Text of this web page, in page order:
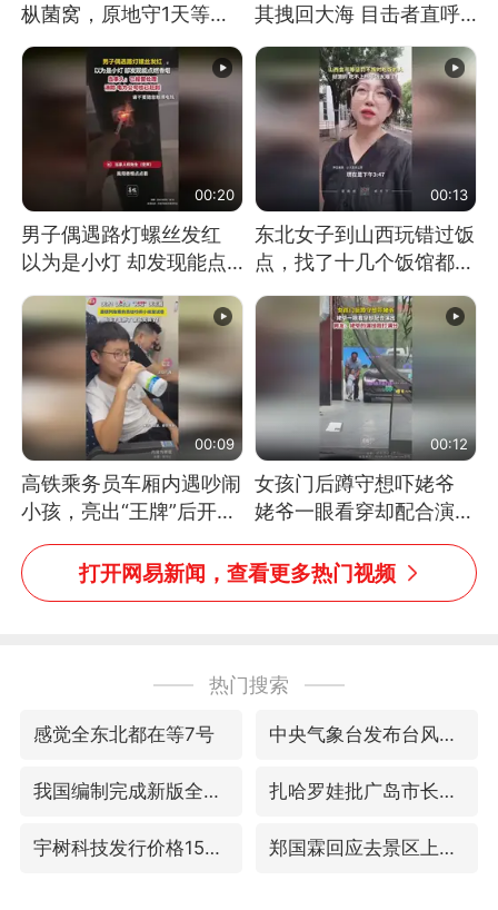
枞菌窝，原地守1天等它
长大：挖了140多朵
其拽回大海 目击者直呼
震惊 （视频来源：参考
消息）
00:20
男子偶遇路灯螺丝发红
以为是小灯 却发现能点
燃香烟 当事人：已报警
处理
00:13
东北女子到山西玩错过饭
点，找了十几个饭馆都没
开门：午休到几点
00:09
高铁乘务员车厢内遇吵闹
小孩，亮出“王牌”后开启
一键静音
00:12
女孩门后蹲守想吓姥爷
姥爷一眼看穿却配合演出
网友：姥爷的演技我打满
分
打开网易新闻，查看更多热门视频
热门搜索
感觉全东北都在等7号 中央气象台发布台风黄色预警
我国编制完成新版全月地质图 扎哈罗娃批广岛市长不提美国原子弹
宇树科技发行价格150.80元/股 郑国霖回应去景区上班被保安拦下